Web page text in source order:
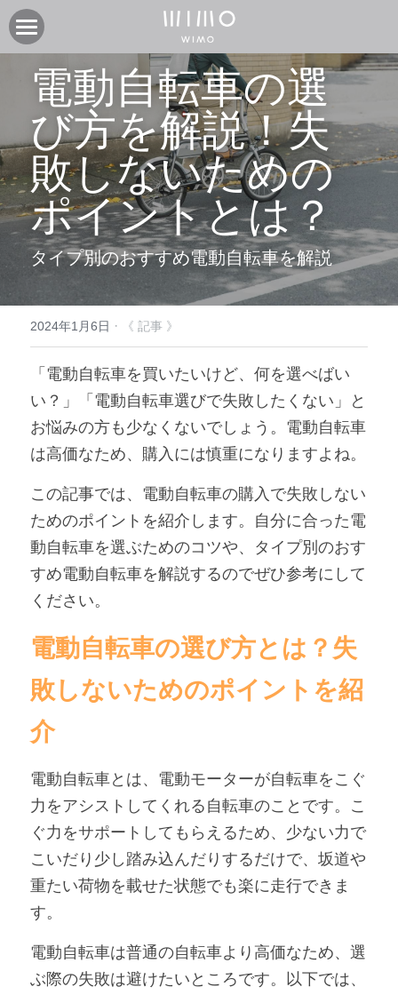
電動アシスト自転車COOZY
電動アシスト自転車COOZY Light
電動クロスバイク URBAN BELT 650
子供自転車wimo kids
外商・卸
オンラインストア
実店舗
CASA WIMO | wimo ショールーム
BASE WIMO | wimo ショールーム
取扱い販売店
取扱い店募集 | 法人問い合わせ
ニュース
お知らせ
ブログ
イベント
サポート
採用情報
保証に関して
製品関連資料
よくあるご質問
企業情報
会社紹介
コミュニティ
製品登録
ユーザークラブ
アンバサダー募集
検索
電動自転車の選
び方を解説！失
敗しないための
ポイントとは？
タイプ別のおすすめ電動自転車を解説
2024年1月6日 · 《 記事 》
「電動自転車を買いたいけど、何を選べばい
い？」「電動自転車選びで失敗したくない」と
お悩みの方も少なくないでしょう。電動自転車
は高価なため、購入には慎重になりますよね。
この記事では、電動自転車の購入で失敗しない
ためのポイントを紹介します。自分に合った電
動自転車を選ぶためのコツや、タイプ別のおす
すめ電動自転車を解説するのでぜひ参考にして
ください。
電動自転車の選び方とは？失
敗しないためのポイントを紹
介
電動自転車とは、電動モーターが自転車をこぐ
力をアシストしてくれる自転車のことです。こ
ぐ力をサポートしてもらえるため、少ない力で
こいだり少し踏み込んだりするだけで、坂道や
重たい荷物を載せた状態でも楽に走行できま
す。
電動自転車は普通の自転車より高価なため、選
ぶ際の失敗は避けたいところです。以下では、